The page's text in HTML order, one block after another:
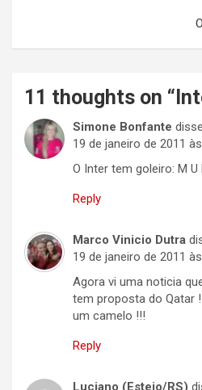
11 thoughts on “
Simone Bonfante
19 de janeiro de 2011
O Inter tem goleiro: M U
Reply
Marco Vinicio Dutra
19 de janeiro de 2011
Agora vi uma noticia
tem proposta do Qatar
um camelo !!!
Reply
Luciano (Esteio/RS)